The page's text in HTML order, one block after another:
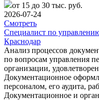
от 15 до 30 тыс. руб.
2026-07-24
Смотреть
Специалист по
Краснодар
Анализ процессов
по вопросам управления
организации,
Документационное
персоналом, его аудита,
Документационное и